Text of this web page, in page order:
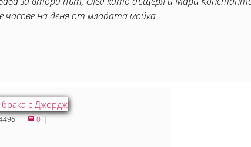
часове на деня от младата мойка
0